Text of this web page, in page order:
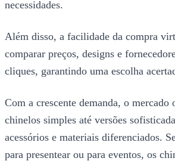
necessidades.
Além disso, a facilidade da compra
comparar preços, designs e
cliques, garantindo uma escolha
Com a crescente demanda, o mercado
chinelos simples até versões
acessórios e materiais diferenciados.
para presentear ou para eventos, os